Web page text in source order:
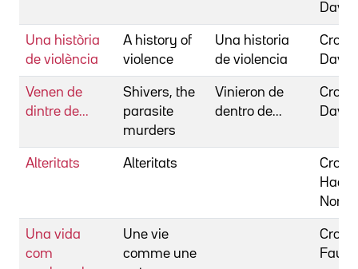
David
Una història
de violència
A history of
violence
Una historia
de violencia
David
Venen de
dintre de...
Shivers, the
parasite
murders
Vinieron de
dentro de...
David
Alteritats Alteritats
Cros,
Nora
Una vida
com
Une vie
comme une
Cros,